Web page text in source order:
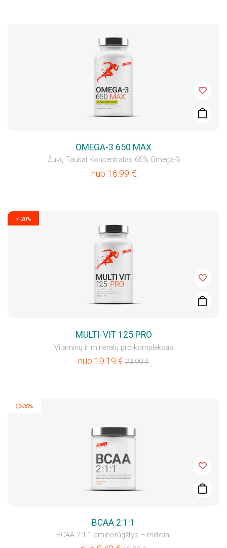
OMEGA-3 650 MAX
Žuvų Taukai Koncentratas 65% Omega-3
nuo 16.99 €
⚡-20%
MULTI-VIT 125 PRO
Vitaminų ir mineralų pro-kompleksas
nuo 19.19 € 23.99€
💥-35%
BCAA 2:1:1
BCAA 2:1:1 aminorūgštys – milteliai